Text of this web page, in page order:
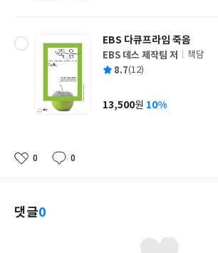
EBS 다큐프라임 죽음
글
쓴
EBS 데스 제작팀 저
출
사
책담
평 8.7(12)
가
13,500원 10%
좋
0
댓
0
작
댓글0